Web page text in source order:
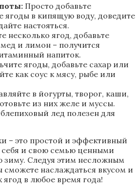
Просто добавьте
ягоды в кипящую воду, доведите
настояться.
несколько ягод, добавьте
и лимон – получится
напиток.
ягоды, добавьте сахар или
как соус к мясу, рыбе или
в йогурты, творог, каши,
из них желе и муссы.
лед полезен для
– это простой и эффективный
себя и свою семью ценными
зиму. Следуя этим несложным
наслаждаться вкусом и
в любое время года!